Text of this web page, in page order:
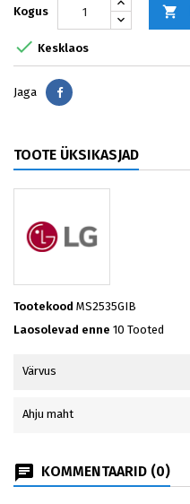
Kogus 
 Kesklaos
Jaga Jaga
TOOTE ÜKSIKASJAD
Tootekood MS2535GIB
Laosolevad enne 10 Tooted
Värvus
Ahju maht
KOMMENTAARID (0)